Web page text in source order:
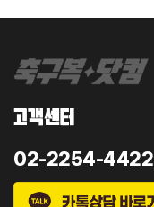
고객센터
02-2254-4422